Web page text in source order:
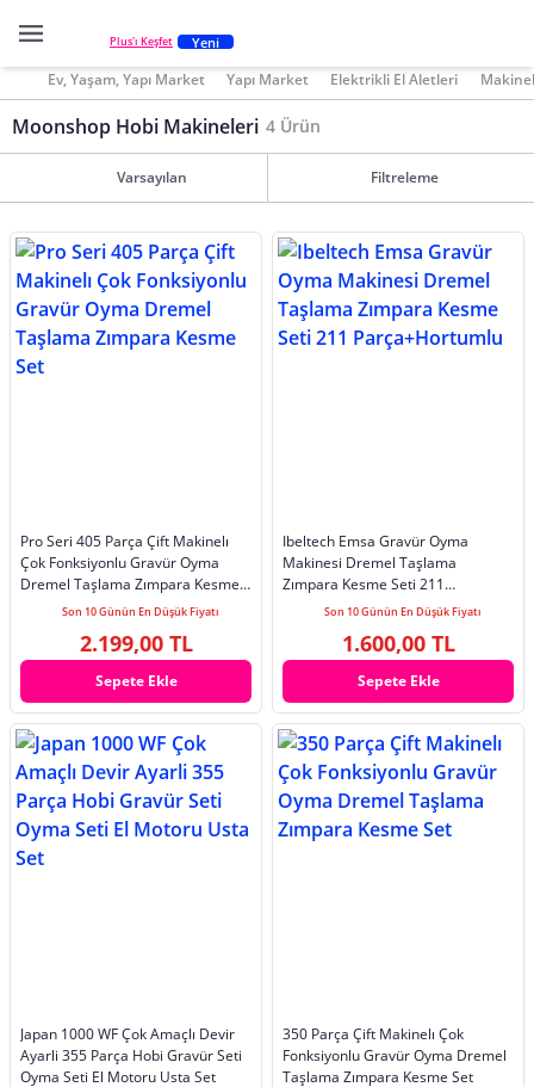
Plus'ı Keşfet Yeni
Ev, Yaşam, Yapı Market Yapı Market Elektrikli El Aletleri
Moonshop Hobi Makineleri 4 Ürün
Varsayılan Filtreleme
Pro Seri 405 Parça Çift Makinelı
Çok Fonksiyonlu Gravür Oyma
Dremel Taşlama Zımpara Kesme
Son 10 Günün En Düşük Fiyatı
2.199,00 TL
Sepete Ekle
Ibeltech Emsa Gravür Oyma
Makinesi Dremel Taşlama
Zımpara Kesme Seti 211
Parça+Hortumlu
Son 10 Günün En Düşük Fiyatı
1.600,00 TL
Sepete Ekle
Japan 1000 WF Çok Amaçlı Devir
Ayarli 355 Parça Hobi Gravür Seti
Oyma Seti El Motoru Usta Set
350 Parça Çift Makinelı Çok
Fonksiyonlu Gravür Oyma Dremel
Taşlama Zımpara Kesme Set